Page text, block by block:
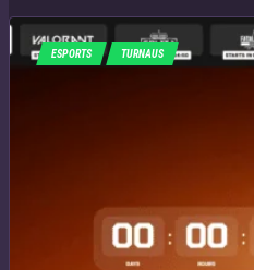
ESPORTS TURNAUS